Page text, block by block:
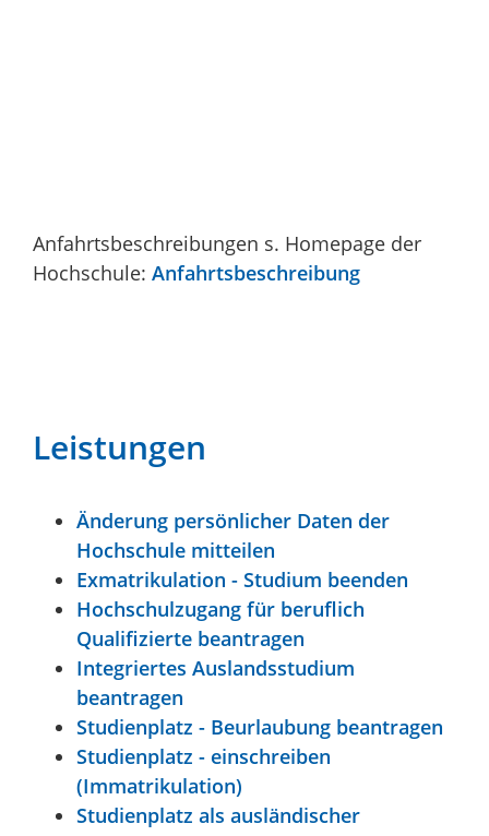
Anfahrtsbeschreibungen s. Homepage der
Hochschule: Anfahrtsbeschreibung
Leistungen
Änderung persönlicher Daten der
Hochschule mitteilen
Exmatrikulation - Studium beenden
Hochschulzugang für beruflich
Qualifizierte beantragen
Integriertes Auslandsstudium
beantragen
Studienplatz - Beurlaubung beantragen
Studienplatz - einschreiben
(Immatrikulation)
Studienplatz als ausländischer